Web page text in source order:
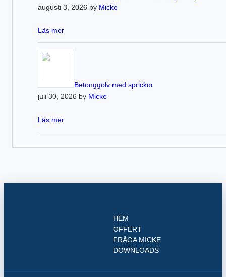
augusti 3, 2026 by Micke
Läs mer
Betonggolv med sprickor
juli 30, 2026 by Micke
Läs mer
HEM
OFFERT
FRÅGA MICKE
DOWNLOADS